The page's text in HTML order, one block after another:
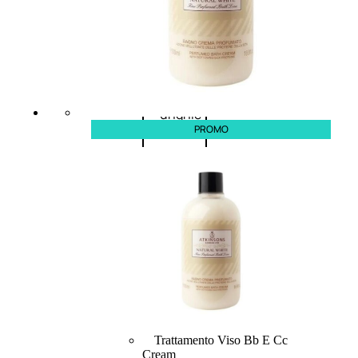
speciali
Solvente
Trattamenti
unghie
TRATTAMENTI
Trattamento Viso Antieta
Trattamento Viso Giorno
Trattamento Viso Notte
Trattamento Viso Bb E Cc
Cream
PROMO